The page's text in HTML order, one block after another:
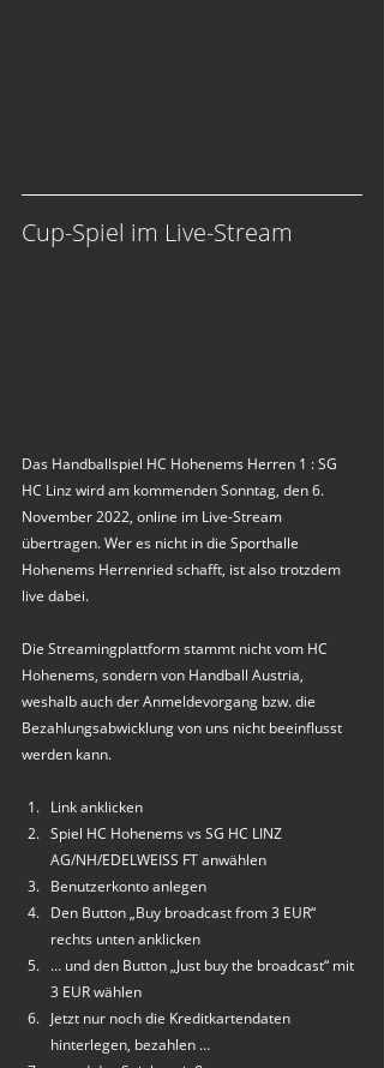
Cup-Spiel im Live-Stream
Das Handballspiel HC Hohenems Herren 1 : SG
HC Linz wird am kommenden Sonntag, den 6.
November 2022, online im Live-Stream
übertragen. Wer es nicht in die Sporthalle
Hohenems Herrenried schafft, ist also trotzdem
live dabei.
Die Streamingplattform stammt nicht vom HC
Hohenems, sondern von Handball Austria,
weshalb auch der Anmeldevorgang bzw. die
Bezahlungsabwicklung von uns nicht beeinflusst
werden kann.
Link anklicken
Spiel HC Hohenems vs SG HC LINZ
AG/NH/EDELWEISS FT anwählen
Benutzerkonto anlegen
Den Button „Buy broadcast from 3 EUR“
rechts unten anklicken
… und den Button „Just buy the broadcast“ mit
3 EUR wählen
Jetzt nur noch die Kreditkartendaten
hinterlegen, bezahlen …